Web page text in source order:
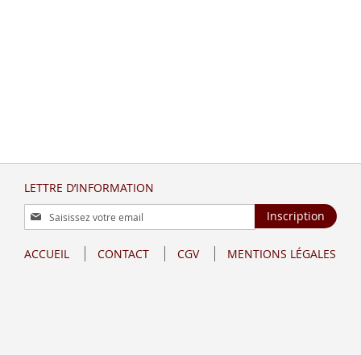
LETTRE D’INFORMATION
Inscription
à
lettre
Inscription
ACCUEIL CONTACT CGV MENTIONS LÉGALES